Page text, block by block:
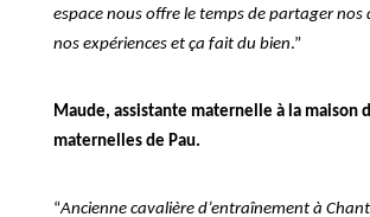
espace nous offre le temps de partager nos
nos expériences et ça fait du bien.”
Maude, assistante maternelle à la maison
maternelles de Pau.
“Ancienne cavalière d’entraînement à